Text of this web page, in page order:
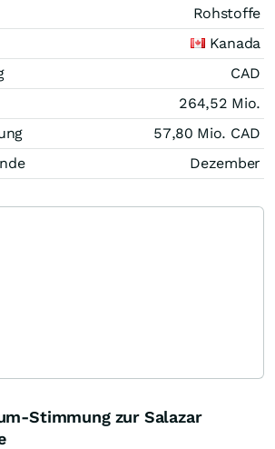
Rohstoffe
Kanada
CAD
264,52 Mio.
57,80 Mio. CAD
Dezember
Stimmung zur Salazar